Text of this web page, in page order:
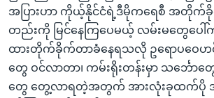
အပြားဟာ ကိုယ့်နိုင်ငံရဲ့ဒီမိုကရေစီ အတိုက်
တည်းကို မြင်နေကြပေမယ့် လမ်းမတွေပေ
ထားတိုက်ခိုက်တာခံနေရသလို ဥရောပဝေ
တွေ ဝင်လာတာ၊ ကမ်းရိုးတန်းမှာ သင်္ဘေ
တွေ တွေ့လာရတဲ့အတွက် အားလုံးခုထက်ပို